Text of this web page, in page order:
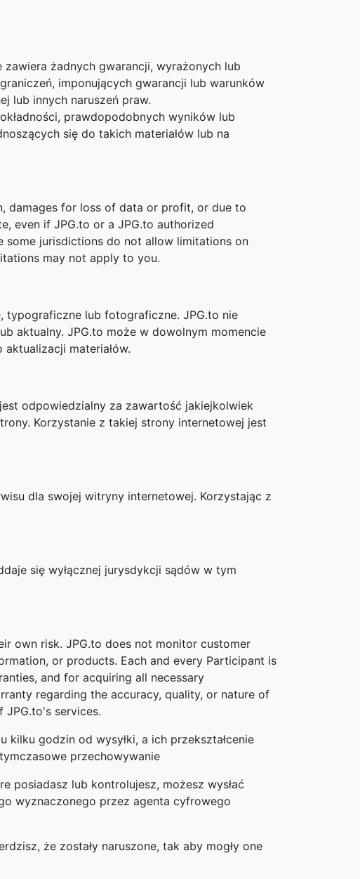
zawiera żadnych gwarancji, wyrażonych lub
imponujących gwarancji lub warunków
lub innych naruszeń praw.
prawdopodobnych wyników lub
się do takich materiałów lub na
damages for loss of data or profit, or due to
even if JPG.to or a JPG.to authorized
some jurisdictions do not allow limitations on
may not apply to you.
typograficzne lub fotograficzne. JPG.to nie
aktualny. JPG.to może w dowolnym momencie
materiałów.
odpowiedzialny za zawartość jakiejkolwiek
Korzystanie z takiej strony internetowej jest
dla swojej witryny internetowej. Korzystając z
się wyłącznej jurysdykcji sądów w tym
own risk. JPG.to does not monitor customer
or products. Each and every Participant is
and for acquiring all necessary
regarding the accuracy, quality, or nature of
services.
godzin od wysyłki, a ich przekształcenie
przechowywanie
posiadasz lub kontrolujesz, możesz wysłać
wyznaczonego przez agenta cyfrowego
że zostały naruszone, tak aby mogły one